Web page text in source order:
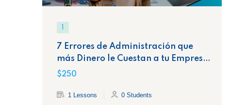
7 Errores de Administración que
más Dinero le Cuestan a tu Empresa
y la Exponen Ante el SAT
$250
1 Lessons 0 Students